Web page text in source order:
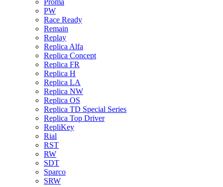
Proma
PW
Race Ready
Remain
Replay
Replica Alfa
Replica Concept
Replica FR
Replica H
Replica LA
Replica NW
Replica OS
Replica TD Special Series
Replica Top Driver
RepliKey
Rial
RST
RW
SDT
Sparco
SRW